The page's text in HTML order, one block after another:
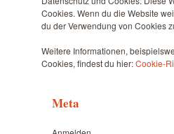
Cookies. Wenn du die Website
du der Verwendung von Cookies
Weitere Informationen,
Cookies, findest du hier:Cookie-
Meta